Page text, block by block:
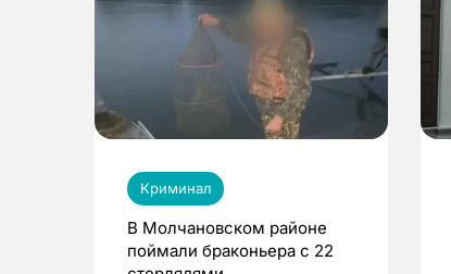
Криминал
В Молчановском районе
поймали браконьера с 22